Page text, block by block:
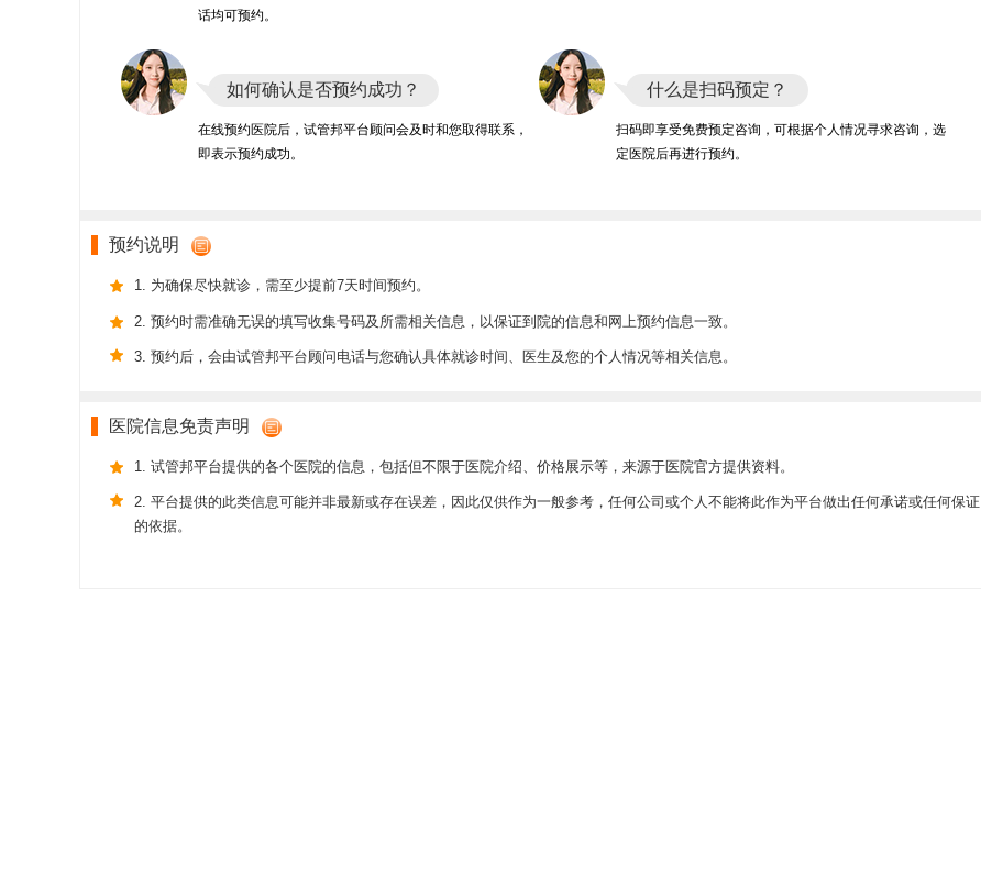
话均可预约。
如何确认是否预约成功？
在线预约医院后，试管邦平台顾问会及时和您取得联系，
即表示预约成功。
什么是扫码预定？
扫码即享受免费预定咨询，可根据个人情况寻求咨询，选
定医院后再进行预约。
预约说明
1. 为确保尽快就诊，需至少提前7天时间预约。
2. 预约时需准确无误的填写收集号码及所需相关信息，以保证到院的信息和网上预约信息一致。
3. 预约后，会由试管邦平台顾问电话与您确认具体就诊时间、医生及您的个人情况等相关信息。
医院信息免责声明
1. 试管邦平台提供的各个医院的信息，包括但不限于医院介绍、价格展示等，来源于医院官方提供资料。
2. 平台提供的此类信息可能并非最新或存在误差，因此仅供作为一般参考，任何公司或个人不能将此作为平台做出任何承诺或任何保证
的依据。